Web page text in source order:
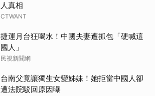
人真相
CTWANT
捷運月台狂喝水！中國夫妻遭抓包「硬喊這
國人」
民視新聞網
台南父竟讓獨生女變姊妹！她拒當中國人卻
遭法院駁回原因曝
取消